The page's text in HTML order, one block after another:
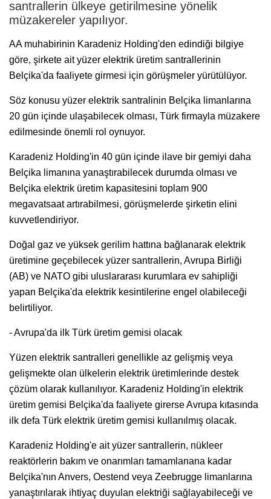
santrallerin ülkeye getirilmesine yönelik
müzakereler yapılıyor.
AA muhabirinin Karadeniz Holding'den edindiği bilgiye
göre, şirkete ait yüzer elektrik üretim santrallerinin
Belçika'da faaliyete girmesi için görüşmeler yürütülüyor.
Söz konusu yüzer elektrik santralinin Belçika limanlarına
20 gün içinde ulaşabilecek olması, Türk firmayla müzakere
edilmesinde önemli rol oynuyor.
Karadeniz Holding'in 40 gün içinde ilave bir gemiyi daha
Belçika limanına yanaştırabilecek durumda olması ve
Belçika elektrik üretim kapasitesini toplam 900
megavatsaat artırabilmesi, görüşmelerde şirketin elini
kuvvetlendiriyor.
Doğal gaz ve yüksek gerilim hattına bağlanarak elektrik
üretimine geçebilecek yüzer santrallerin, Avrupa Birliği
(AB) ve NATO gibi uluslararası kurumlara ev sahipliği
yapan Belçika'da elektrik kesintilerine engel olabileceği
belirtiliyor.
- Avrupa'da ilk Türk üretim gemisi olacak
Yüzen elektrik santralleri genellikle az gelişmiş veya
gelişmekte olan ülkelerin elektrik üretimlerinde destek
çözüm olarak kullanılıyor. Karadeniz Holding'in elektrik
üretim gemisi Belçika'da faaliyete girerse Avrupa kıtasında
ilk defa Türk elektrik üretim gemisi kullanılmış olacak.
Karadeniz Holding'e ait yüzer santrallerin, nükleer
reaktörlerin bakım ve onarımları tamamlanana kadar
Belçika'nın Anvers, Oestend veya Zeebrugge limanlarına
yanaştırılarak ihtiyaç duyulan elektriği sağlayabileceği ve